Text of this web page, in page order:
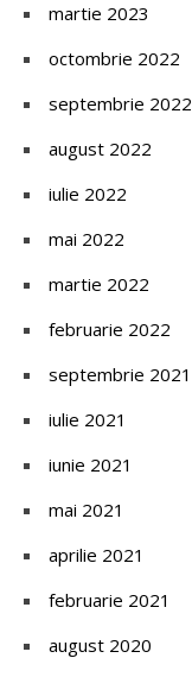
martie 2023
octombrie 2022
septembrie 2022
august 2022
iulie 2022
mai 2022
martie 2022
februarie 2022
septembrie 2021
iulie 2021
iunie 2021
mai 2021
aprilie 2021
februarie 2021
august 2020